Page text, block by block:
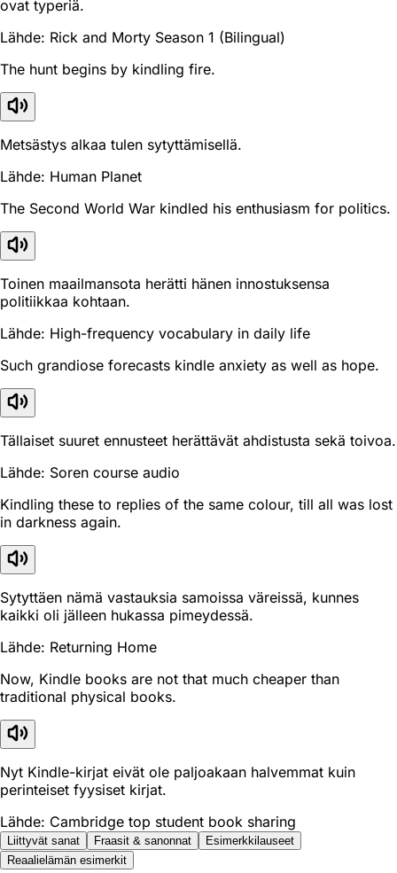
ovat typeriä.
Lähde: Rick and Morty Season 1 (Bilingual)
The hunt begins by kindling fire.
Metsästys alkaa tulen sytyttämisellä.
Lähde: Human Planet
The Second World War kindled his enthusiasm for politics.
Toinen maailmansota herätti hänen innostuksensa
politiikkaa kohtaan.
Lähde: High-frequency vocabulary in daily life
Such grandiose forecasts kindle anxiety as well as hope.
Tällaiset suuret ennusteet herättävät ahdistusta sekä toivoa.
Lähde: Soren course audio
Kindling these to replies of the same colour, till all was lost
in darkness again.
Sytyttäen nämä vastauksia samoissa väreissä, kunnes
kaikki oli jälleen hukassa pimeydessä.
Lähde: Returning Home
Now, Kindle books are not that much cheaper than
traditional physical books.
Nyt Kindle-kirjat eivät ole paljoakaan halvemmat kuin
perinteiset fyysiset kirjat.
Lähde: Cambridge top student book sharing
Liittyvät sanat Fraasit & sanonnat
Esimerkkilauseet
Reaali­elämän esimerkit